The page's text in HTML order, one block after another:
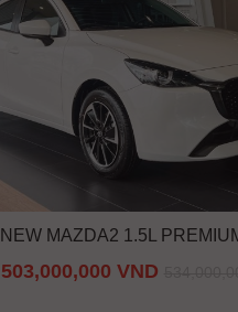
NEW MAZDA2 1.5L
503,000,000 VND